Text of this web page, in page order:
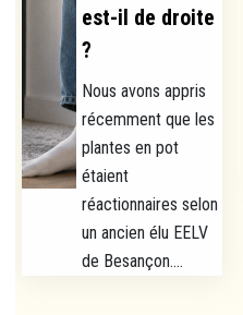
est-il de droite
?
Nous avons appris
récemment que les
plantes en pot
étaient
réactionnaires selon
un ancien élu EELV
de Besançon....